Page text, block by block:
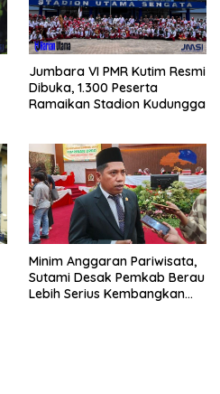
Jumbara VI PMR Kutim Resmi
Dibuka, 1.300 Peserta
Ramaikan Stadion Kudungga
Minim Anggaran Pariwisata,
Sutami Desak Pemkab Berau
Lebih Serius Kembangkan